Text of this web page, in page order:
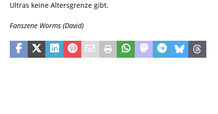
Ultras keine Altersgrenze gibt.
Fanszene Worms (David)